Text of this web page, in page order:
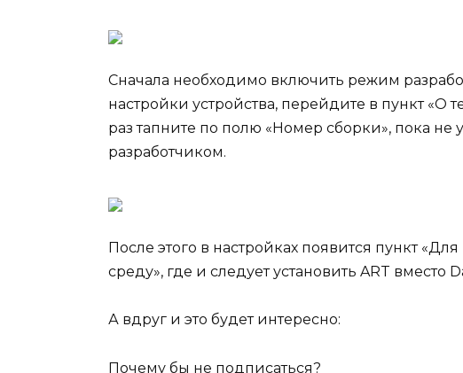
Сначала необходимо включить режим
настройки устройства, перейдите в пункт «О
раз тапните по полю «Номер сборки», пока не
разработчиком.
После этого в настройках появится пункт
среду», где и следует установить ART вместо
А вдруг и это будет интересно:
Почему бы не подписаться?